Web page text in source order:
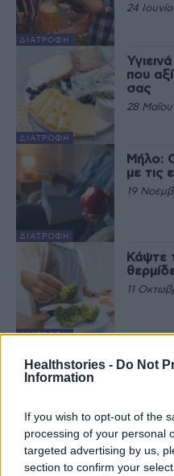
Healthstories - Do Not
Information
If you wish to opt-out of the
processing of your personal
targeted advertising by us,
section to confirm your
ΔΙΑΤΡΟΦΉ
24
ΔΙΑΤΡΟΦΉ
που
σας
28
ΔΙΑΤΡΟΦΉ
Μήλο:
με τις
19
ΔΙΑΤΡΟΦΉ
Κάψτε
11
ΆΣΚΗΣΗ
Ο
Πέντε
σε